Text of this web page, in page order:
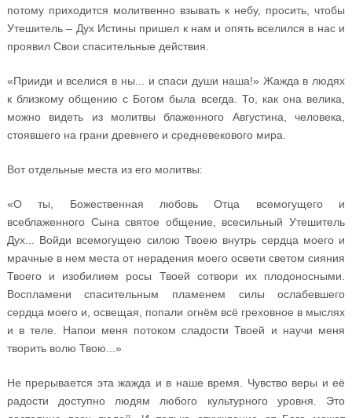
потому приходится молитвенно взывать к небу, просить, чтобы
Утешитель – Дух Истины пришел к нам и опять вселился в нас и
проявил Свои спасительные действия.
«Прииди и вселися в ны... и спаси души наша!» Жажда в людях
к близкому общению с Богом была всегда. То, как она велика,
можно видеть из молитвы блаженного Августина, человека,
стоявшего на грани древнего и средневекового мира.
Вот отдельные места из его молитвы:
«О ты, Божественная любовь Отца всемогущего и
всеблаженного Сына святое общение, всесильный Утешитель
Дух... Войди всемогущею силою Твоею внутрь сердца моего и
мрачные в нем места от нерадения моего освети светом сияния
Твоего и изобилием росы Твоей сотвори их плодоносными.
Воспламени спасительным пламенем силы ослабевшего
сердца моего и, освещая, попали огнём всё греховное в мыслях
и в теле. Напои меня потоком сладости Твоей и научи меня
творить волю Твою...»
Не прерывается эта жажда и в наше время. Чувство веры и её
радости доступно людям любого культурного уровня. Это